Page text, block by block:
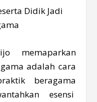
memaparkan
adalah cara
beragama
esensi